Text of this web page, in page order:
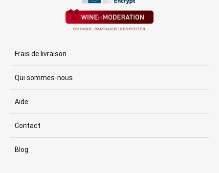
Frais de livraison
Qui sommes-nous
Aide
Contact
Blog